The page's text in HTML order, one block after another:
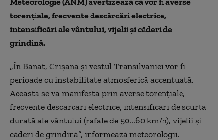
torențiale, frecvente descărcări electrice,
intensificări ale vântului, vijelii și căderi de
grindină.
„În Banat, Crișana și vestul Transilvaniei vor fi
perioade cu instabilitate atmosferică accentuată.
Aceasta se va manifesta prin averse torențiale,
frecvente descărcări electrice, intensificări de scurtă
durată ale vântului (rafale de 50...60 km/h), vijelii și
căderi de grindină”, informează meteorologii.